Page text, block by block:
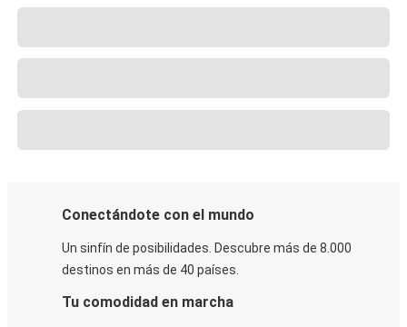
Conectándote con el mundo
Un sinfín de posibilidades. Descubre más de 8.000
destinos en más de 40 países.
Tu comodidad en marcha